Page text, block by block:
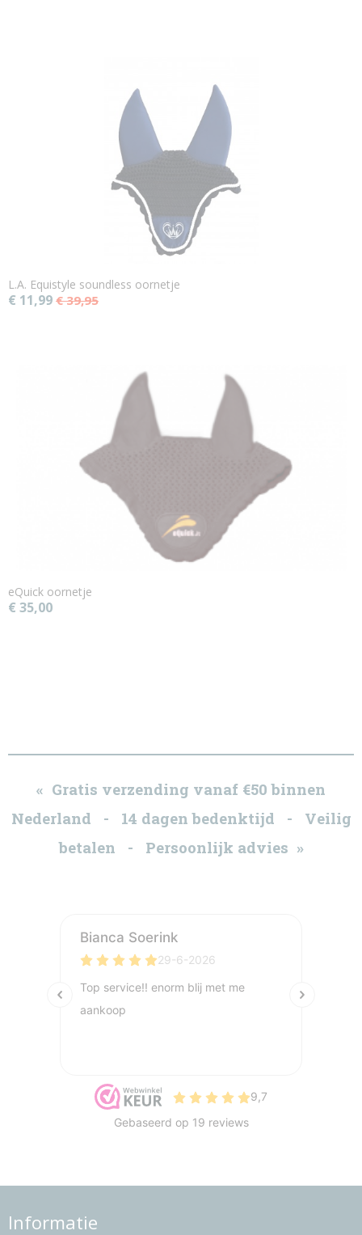
L.A. Equistyle soundless oornetje
€ 11,99 € 39,95
eQuick oornetje
€ 35,00
« Gratis verzending vanaf €50 binnen
Nederland - 14 dagen bedenktijd - Veilig
betalen - Persoonlijk advies »
Informatie